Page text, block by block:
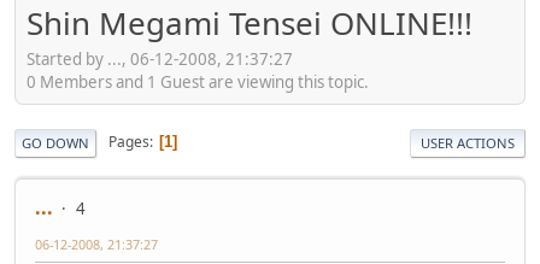
Shin Megami Tensei ONLINE!!!
Started by ..., 06-12-2008, 21:37:27
0 Members and 1 Guest are viewing this topic.
GO DOWN Pages 1 USER ACTIONS
... 4
06-12-2008, 21:37:27